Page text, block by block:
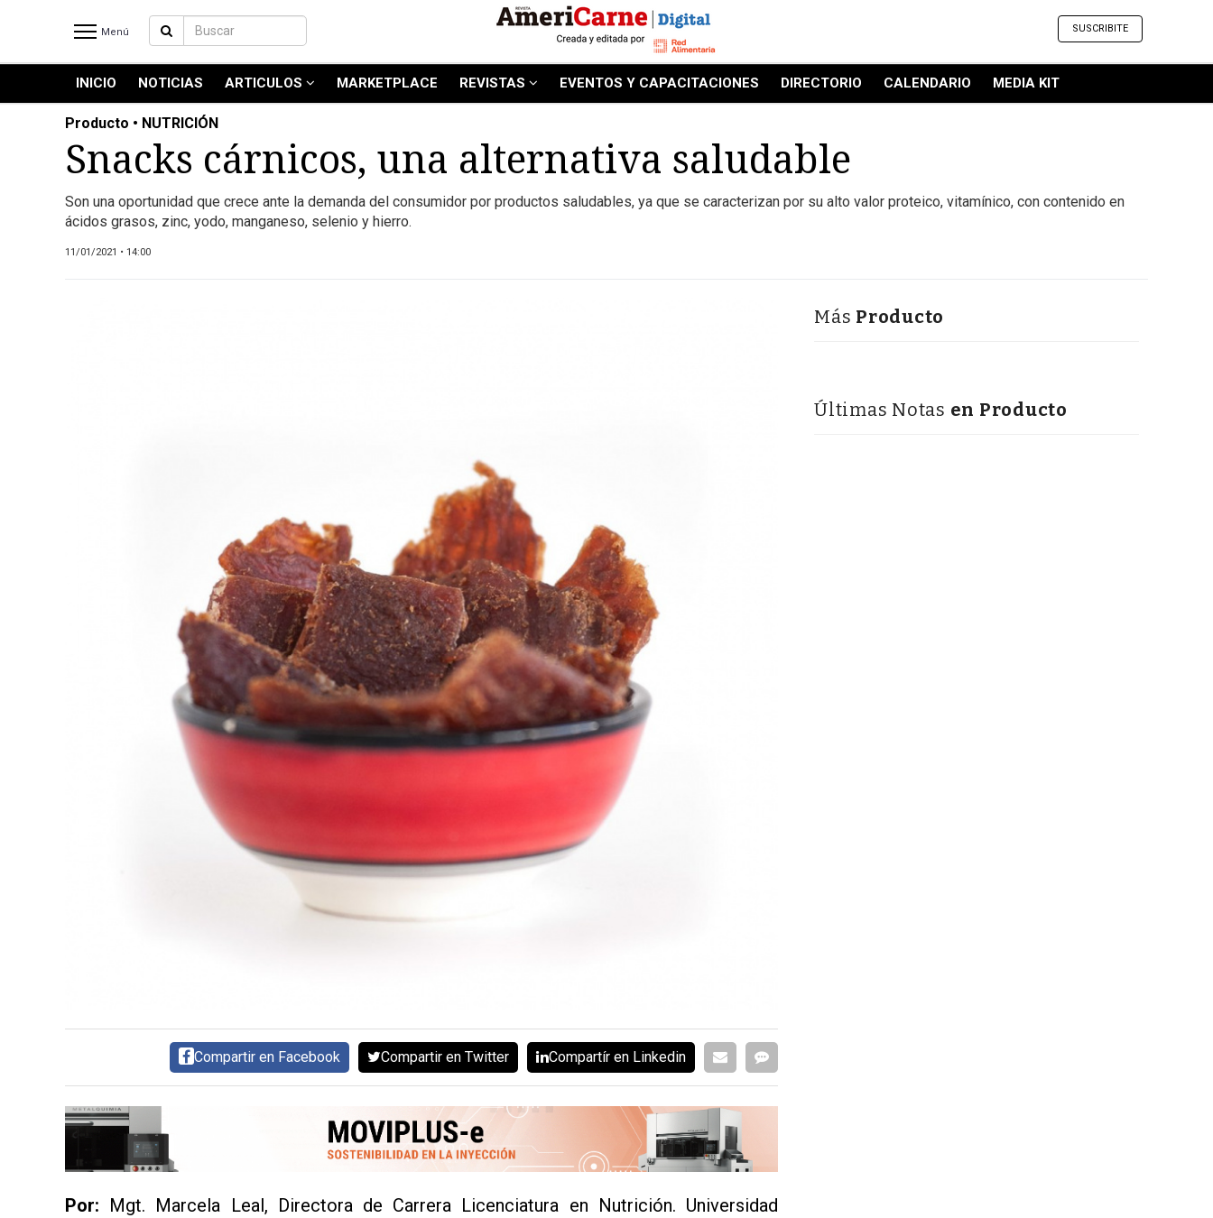
NOTICIAS RECIENTES
NOTICIAS
ARTICULOS
PRODUCCIÓN
PROCESO
PRODUCTO
Menú SUSCRIBITE
INICIO NOTICIAS ARTICULOS MARKETPLACE REVISTAS EVENTOS Y CAPACITACIONES DIRECTORIO CALENDARIO MEDIA KIT
Producto • NUTRICIÓN
Snacks cárnicos, una alternativa saludable
Son una oportunidad que crece ante la demanda del consumidor por productos saludables, ya que se caracterizan por su alto valor proteico, vitamínico, con contenido en
ácidos grasos, zinc, yodo, manganeso, selenio y hierro.
11/01/2021 • 14:00
Compartir en Facebook Compartir en Twitter Compartír en Linkedin
Por: Mgt. Marcela Leal, Directora de Carrera Licenciatura en Nutrición. Universidad
Más Producto
Últimas Notas en Producto